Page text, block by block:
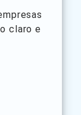
claro e